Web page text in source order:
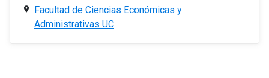
Facultad de Ciencias Económicas y
Administrativas UC